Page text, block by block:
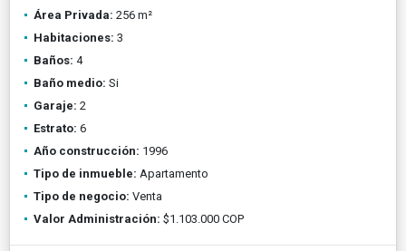
Área Privada: 256 m²
Habitaciones: 3
Baños: 4
Baño medio: Si
Garaje: 2
Estrato: 6
Año construcción: 1996
Tipo de inmueble: Apartamento
Tipo de negocio: Venta
Valor Administración: $1.103.000 COP